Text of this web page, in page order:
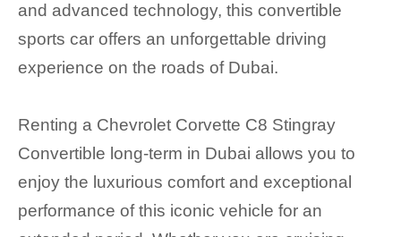
and advanced technology, this convertible
sports car offers an unforgettable driving
experience on the roads of Dubai.
Renting a Chevrolet Corvette C8 Stingray
Convertible long-term in Dubai allows you to
enjoy the luxurious comfort and exceptional
performance of this iconic vehicle for an